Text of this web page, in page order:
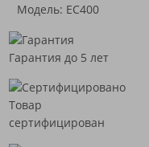
Модель: EC400
Гарантия до 5 лет
Товар
сертифицирован